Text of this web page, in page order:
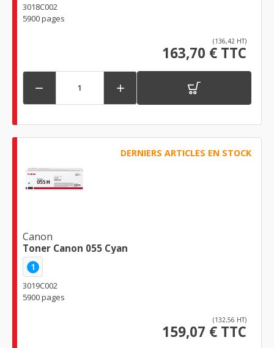
3018C002
5900 pages
(136,42 HT)
163,70 € TTC
 
DERNIERS ARTICLES EN STOCK
Canon
Toner Canon 055 Cyan
1
3019C002
5900 pages
(132,56 HT)
159,07 € TTC